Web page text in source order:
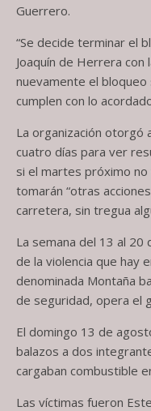
Guerrero.
“Se decide terminar el
Joaquín de Herrera
nuevamente el
cumplen con lo
La organización otorgó
cuatro días para ver
si el martes próximo
tomarán “otras
carretera, sin tregua
La semana del 13 al 20
de la violencia que hay
denominada Montaña
de seguridad, opera el
El domingo 13 de
balazos a dos
cargaban combustible
Las víctimas fueron